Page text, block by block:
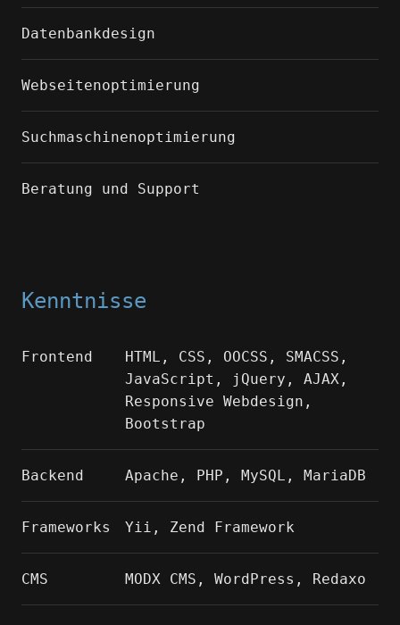
Datenbankdesign
Webseitenoptimierung
Suchmaschinenoptimierung
Beratung und Support
Kenntnisse
Frontend
HTML, CSS, OOCSS, SMACSS,
JavaScript, jQuery, AJAX,
Responsive Webdesign,
Bootstrap
Backend Apache, PHP, MySQL, MariaDB
Frameworks Yii, Zend Framework
CMS MODX CMS, WordPress, Redaxo